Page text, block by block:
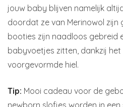
jouw baby blijven namelijk
doordat ze van Merinowol zijn
booties zijn naadloos gebreid
babyvoetjes zitten, dankzij
voorgevormde hiel.
Tip: Mooi cadeau voor de
newborn slofjes worden in